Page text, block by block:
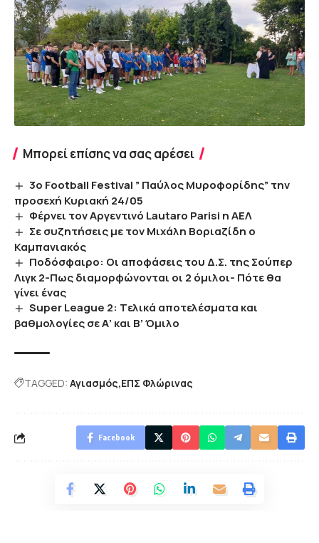
Μπορεί επίσης να σας αρέσει
3ο Football Festival ” Παύλος Μυροφορίδης” την
προσεχή Κυριακή 24/05
Φέρνει τον Αργεντινό Lautaro Parisi η ΑΕΛ
Σε συζητήσεις με τον Μιχάλη Βοριαζίδη ο
Καμπανιακός
Ποδόσφαιρο: Οι αποφάσεις του Δ.Σ. της Σούπερ
Λιγκ 2-Πως διαμορφώνονται οι 2 όμιλοι- Πότε θα
γίνει ένας
Super League 2: Tελικά αποτελέσματα και
βαθμολογίες σε Α’ και Β’ Όμιλο
TAGGED: Αγιασμός ΕΠΣ Φλώρινας
Facebook
Πως σας φάνηκε η είδηση;